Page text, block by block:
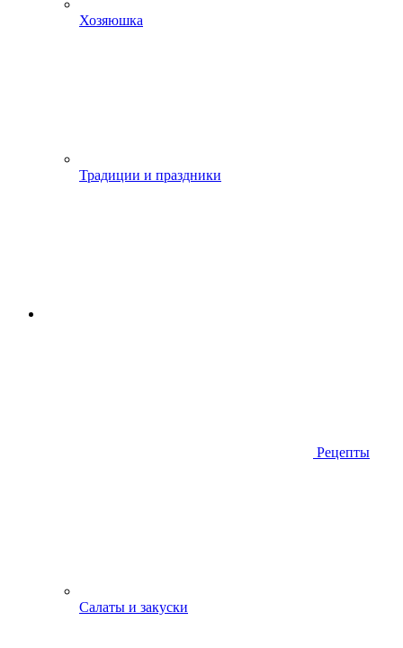
Хозяюшка
Традиции и праздники
Рецепты
Салаты и закуски